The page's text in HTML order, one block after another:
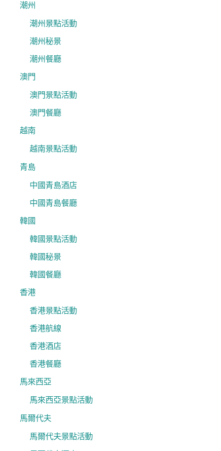
潮州
潮州景點活動
潮州秘景
潮州餐廳
澳門
澳門景點活動
澳門餐廳
越南
越南景點活動
青島
中國青島酒店
中國青島餐廳
韓國
韓國景點活動
韓國秘景
韓國餐廳
香港
香港景點活動
香港航線
香港酒店
香港餐廳
馬來西亞
馬來西亞景點活動
馬爾代夫
馬爾代夫景點活動